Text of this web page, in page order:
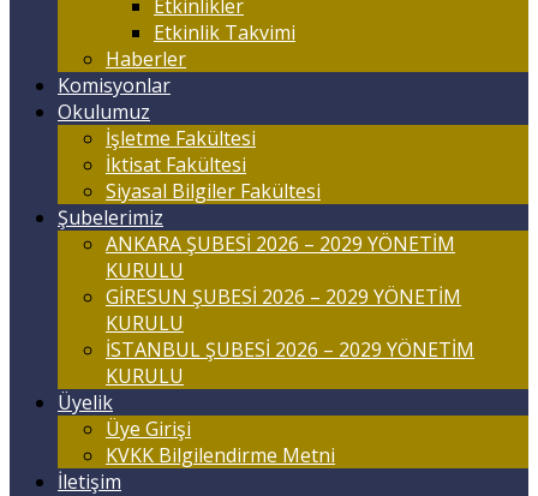
Etkinlikler
Etkinlik Takvimi
Haberler
Komisyonlar
Okulumuz
İşletme Fakültesi
İktisat Fakültesi
Siyasal Bilgiler Fakültesi
Şubelerimiz
ANKARA ŞUBESİ 2026 – 2029 YÖNETİM
KURULU
GİRESUN ŞUBESİ 2026 – 2029 YÖNETİM
KURULU
İSTANBUL ŞUBESİ 2026 – 2029 YÖNETİM
KURULU
Üyelik
Üye Girişi
KVKK Bilgilendirme Metni
İletişim